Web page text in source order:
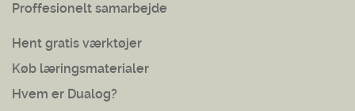
Proffesionelt samarbejde
Hent gratis værktøjer
Køb læringsmaterialer
Hvem er Dualog?